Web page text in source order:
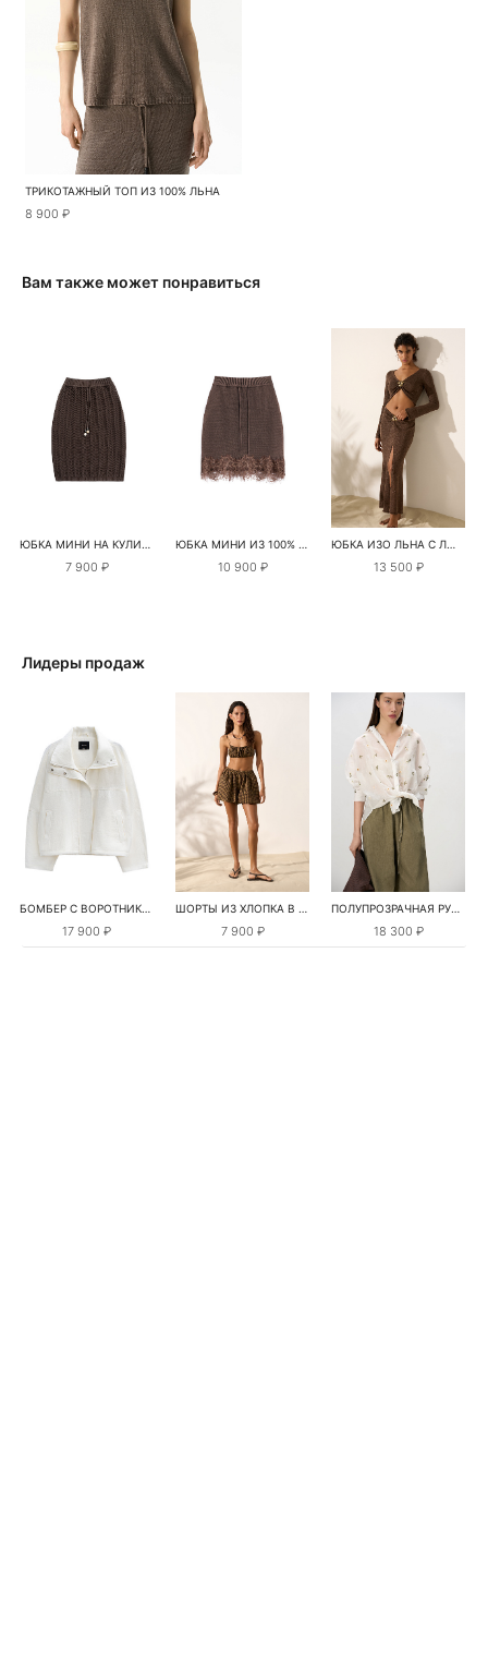
ТРИКОТАЖНЫЙ ТОП ИЗ 100% ЛЬНА
8 900 ₽
Вам также может понравиться
ЮБКА МИНИ НА КУЛИСКЕ
7 900 ₽
ЮБКА МИНИ ИЗ 100% ЛЬНА С КРУЖЕВОМ
10 900 ₽
ЮБКА ИЗО ЛЬНА С ЛЮРЕКСОМ
13 500 ₽
Лидеры продаж
БОМБЕР С ВОРОТНИКОМ-СТОЙКОЙ
17 900 ₽
ШОРТЫ ИЗ ХЛОПКА В КЛЕТКУ
7 900 ₽
ПОЛУПРОЗРАЧНАЯ РУБАШКА С РОМАШКАМИ
18 300 ₽